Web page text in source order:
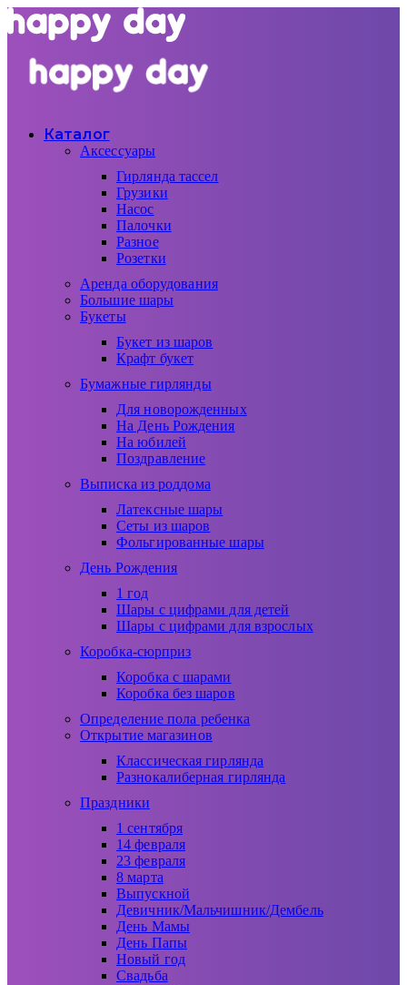
Каталог
Аксессуары
Гирлянда тассел
Грузики
Насос
Палочки
Разное
Розетки
Аренда оборудования
Большие шары
Букеты
Букет из шаров
Крафт букет
Бумажные гирлянды
Для новорожденных
На День Рождения
На юбилей
Поздравление
Выписка из роддома
Латексные шары
Сеты из шаров
Фольгированные шары
День Рождения
1 год
Шары с цифрами для детей
Шары с цифрами для взрослых
Коробка-сюрприз
Коробка с шарами
Коробка без шаров
Определение пола ребенка
Открытие магазинов
Классическая гирлянда
Разнокалиберная гирлянда
Праздники
1 сентября
14 февраля
23 февраля
8 марта
Выпускной
Девичник/Мальчишник/Дембель
День Мамы
День Папы
Новый год
Свадьба